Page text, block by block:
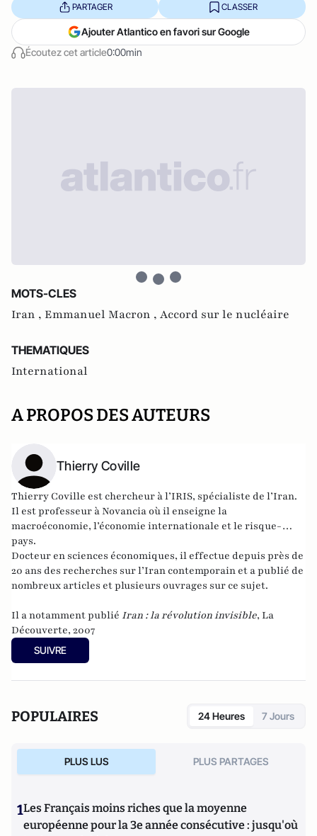
Écoutez cet article0:00min
PARTAGER CLASSER
Ajouter Atlantico en favori sur Google
MOTS-CLES
Iran , Emmanuel Macron , Accord sur le nucléaire
THEMATIQUES
International
A PROPOS DES AUTEURS
Thierry Coville
Thierry Coville est chercheur à l’IRIS, spécialiste de l’Iran.
Il est professeur à Novancia où il enseigne la
macroéconomie, l’économie internationale et le risque-
pays.
Docteur en sciences économiques, il effectue depuis près de
20 ans des recherches sur l’Iran contemporain et a publié de
nombreux articles et plusieurs ouvrages sur ce sujet.
Il a notamment publié Iran : la révolution invisible, La
Découverte, 2007
SUIVRE
POPULAIRES 24 Heures 7 Jours
PLUS LUS PLUS PARTAGES
1Les Français moins riches que la moyenne
européenne pour la 3e année consécutive : jusqu'où